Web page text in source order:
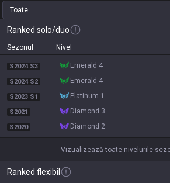
Toate
Ranked solo/duo
Sezonul Nivel
S2024 S3 emerald 4
S2024 S2 emerald 4
S2023 S1 platinum 1
S2021 diamond 3
S2020 diamond 2
Vizualizează toate nivelurile
Ranked flexibil